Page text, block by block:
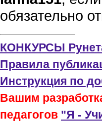
обязательно
КОНКУРСЫ
Правила
Инструкция по
Вашим
педагогов "Я -